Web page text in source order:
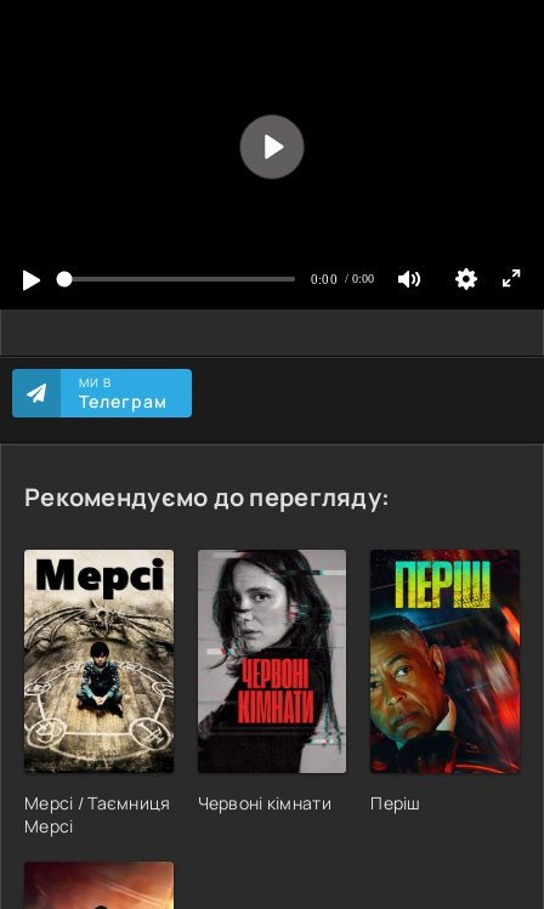
МИ В
Телеграм
Рекомендуємо до перегляду:
Мерсі / Таємниця
Мерсі
Червоні кімнати Періш